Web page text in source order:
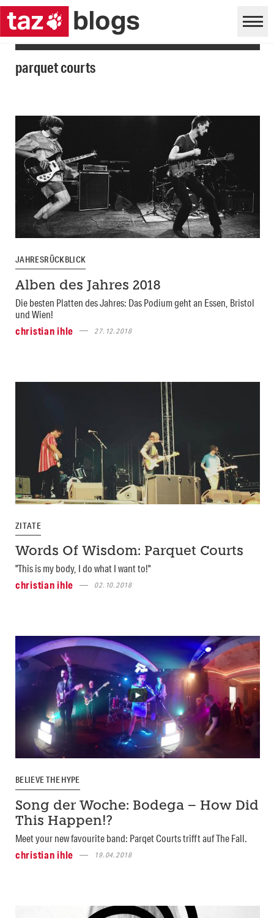
parquet courts
JAHRESRÜCKBLICK
Alben des Jahres 2018
Die besten Platten des Jahres: Das Podium geht an Essen, Bristol
und Wien!
christian ihle
27.12.2018
ZITATE
Words Of Wisdom: Parquet Courts
"This is my body, I do what I want to!"
christian ihle
02.10.2018
BELIEVE THE HYPE
Song der Woche: Bodega – How Did
This Happen!?
Meet your new favourite band: Parqet Courts trifft auf The Fall.
christian ihle
19.04.2018